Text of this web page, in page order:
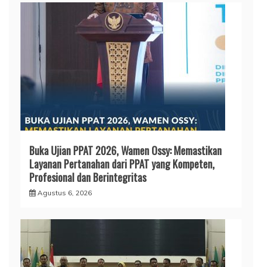
Buka Ujian PPAT 2026, Wamen Ossy: Memastikan
Layanan Pertanahan dari PPAT yang Kompeten,
Profesional dan Berintegritas
Agustus 6, 2026